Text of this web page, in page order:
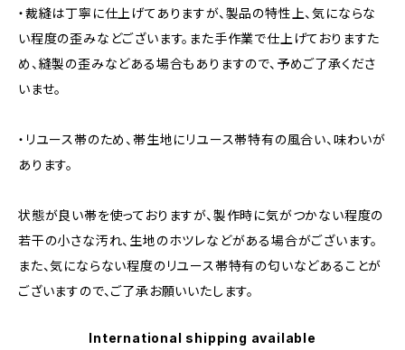
・裁縫は丁寧に仕上げてありますが、製品の特性上、気にならな
い程度の歪みなどございます。また手作業で仕上げておりますた
め、縫製の歪みなどある場合もありますので、予めご了承くださ
いませ。
・リユース帯のため、帯生地にリユース帯特有の風合い、味わいが
あります。
状態が良い帯を使っておりますが、製作時に気がつかない程度の
若干の小さな汚れ、生地のホツレなどがある場合がございます。
また、気にならない程度のリユース帯特有の匂いなどあることが
ございますので、ご了承お願いいたします。
International shipping available